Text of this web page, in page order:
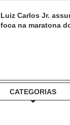
Luiz Carlos Jr.
foca na maratona
CATEGORIAS